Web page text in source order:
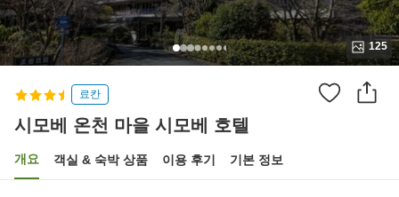
125
료칸
시모베 온천 마을 시모베 호텔
개요 객실 & 숙박 상품 이용 후기 기본 정보